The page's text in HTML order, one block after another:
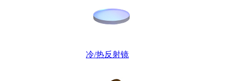
冷/热反射镜